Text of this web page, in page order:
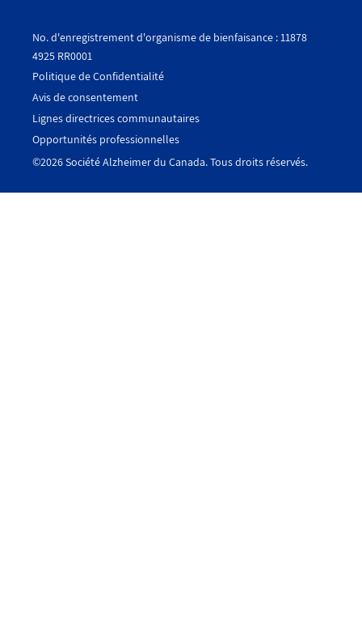
No. d'enregistrement d'organisme de bienfaisance : 11878
4925 RR0001
Utility
Footer
-
Politique de Confidentialité
Avis de consentement
Lignes directrices communautaires
Opportunités professionnelles
©2026 Société Alzheimer du Canada. Tous droits réservés.